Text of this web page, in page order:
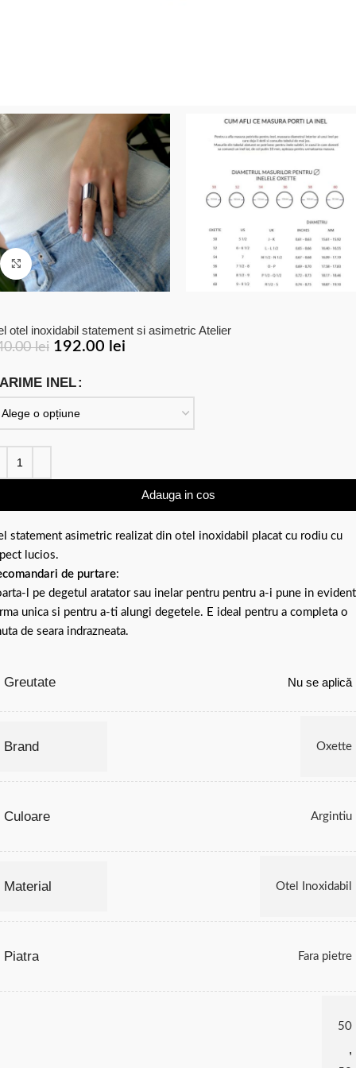
Click to enlarge
otel inoxidabil statement si asimetric Atelier
lei 192.00 lei
INEL
Adauga in cos
statement asimetric realizat din otel inoxidabil placat cu rodiu cu
lucios.
de purtare:
l pe degetul aratator sau inelar pentru pentru a-i pune in
unica si pentru a-ti alungi degetele. E ideal pentru a completa o
de seara indrazneata.
Greutate Nu se aplică
Brand Oxette
Culoare Argintiu
Material Otel Inoxidabil
Piatra Fara pietre
50
,